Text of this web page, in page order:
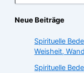
Neue Beiträge
Spirituelle
Weisheit,
Spirituelle